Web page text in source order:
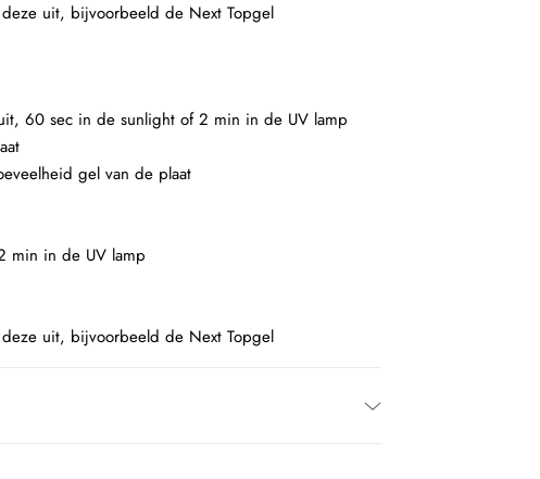
uit, bijvoorbeeld de Next Topgel
60 sec in de sunlight of 2 min in de UV lamp
gel van de plaat
min in de UV lamp
uit, bijvoorbeeld de Next Topgel